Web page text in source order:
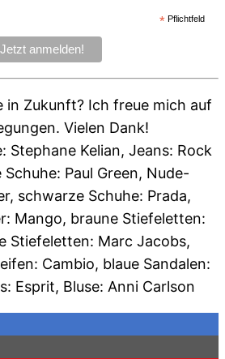
*Pflichtfeld
in Zukunft? Ich freue mich auf
Vielen Dank!
Stephane Kelian, Jeans: Rock
Paul Green, Nude-
schwarze Schuhe: Prada,
Mango, braune Stiefeletten:
Stiefeletten: Marc Jacobs,
Cambio, blaue Sandalen:
Esprit, Bluse: Anni Carlson